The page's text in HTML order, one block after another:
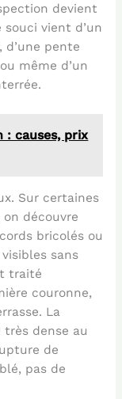
devient
vient d’un
d’une pente
même d’un
: causes, prix
Sur certaines
découvre
bricolés ou
sans
traité
couronne,
La
dense au
de
pas de